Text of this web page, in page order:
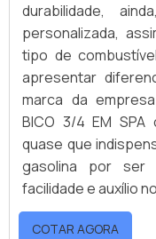
durabilidade,
personalizada,
tipo de
apresentar
marca da
BICO 3/4 EM
quase que
gasolina por ser
facilidade e auxílio
COTAR AGORA